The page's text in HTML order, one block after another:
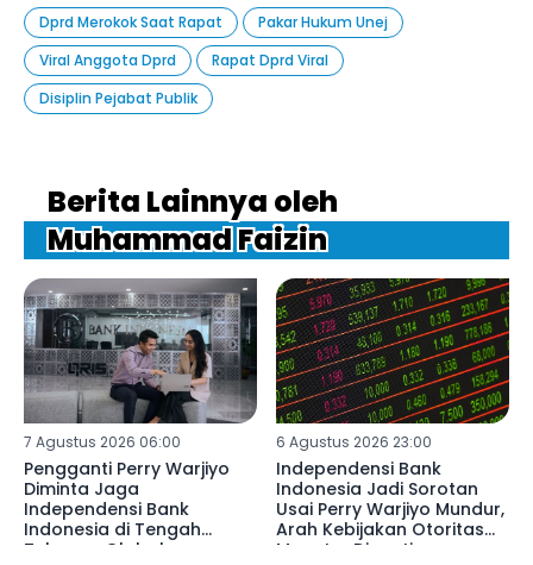
Dprd Merokok Saat Rapat
Pakar Hukum Unej
Viral Anggota Dprd
Rapat Dprd Viral
Disiplin Pejabat Publik
Berita Lainnya oleh
Muhammad Faizin
7 Agustus 2026 06:00
Pengganti Perry Warjiyo
Diminta Jaga
Independensi Bank
Indonesia di Tengah
Tekanan Global
6 Agustus 2026 23:00
Independensi Bank
Indonesia Jadi Sorotan
Usai Perry Warjiyo Mundur,
Arah Kebijakan Otoritas
Moneter Dinanti